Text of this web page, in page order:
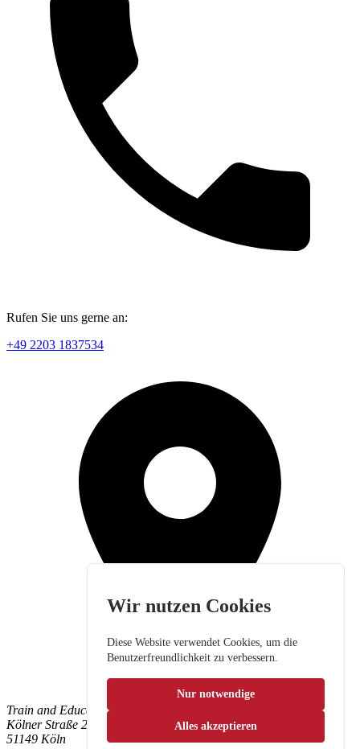
Rufen Sie uns gerne an:
+49 2203 1837534
Train and Education GmbH
Kölner Straße 265
51149 Köln
Wir nutzen Cookies
Diese Website verwendet Cookies, um die
Benutzerfreundlichkeit zu verbessern.
Nur notwendige
Alles akzeptieren